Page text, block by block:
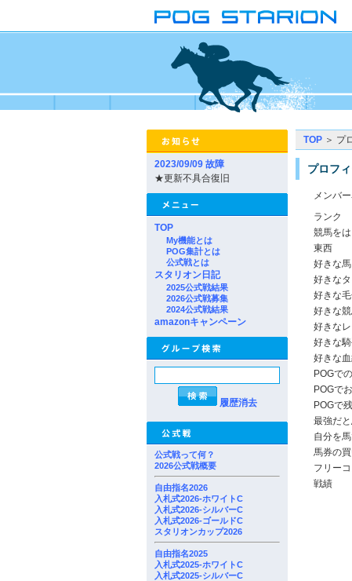
2023/09/09 故障
★更新不具合復旧
TOP
My機能とは
POG集計とは
公式戦とは
スタリオン日記
2025公式戦結果
2026公式戦募集
2024公式戦結果
amazonキャンペーン
履歴消去
公式戦って何？
2026公式戦概要
自由指名2026
入札式2026-ホワイトC
入札式2026-シルバーC
入札式2026-ゴールドC
スタリオンカップ2026
自由指名2025
入札式2025-ホワイトC
入札式2025-シルバーC
TOP ＞ プ
プロフ
メンバー
ランク
競馬を
東西
好きな馬
好きな
好きな毛
好きな
好きな
好きな
好きな
POGで
POGで
POGで
最強だ
自分を
馬券の
フリー
戦績